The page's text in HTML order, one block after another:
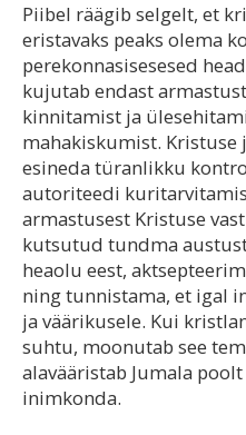
Piibel räägib selgelt, et
eristavaks peaks olema
perekonnasisesesed
kujutab endast
kinnitamist ja
mahakiskumist. Kristuse
esineda türanlikku
autoriteedi
armastusest Kristuse
kutsutud tundma
heaolu eest,
ning tunnistama, et igal
ja väärikusele. Kui
suhtu, moonutab see
alavääristab Jumala
inimkonda.